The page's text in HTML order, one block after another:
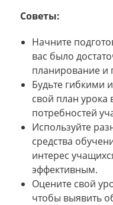
Советы:
Начните
вас было
планирование и
Будьте гибкими
свой план урока
потребностей
Используйте
средства
интерес
эффективным.
Оцените свой
чтобы выявить